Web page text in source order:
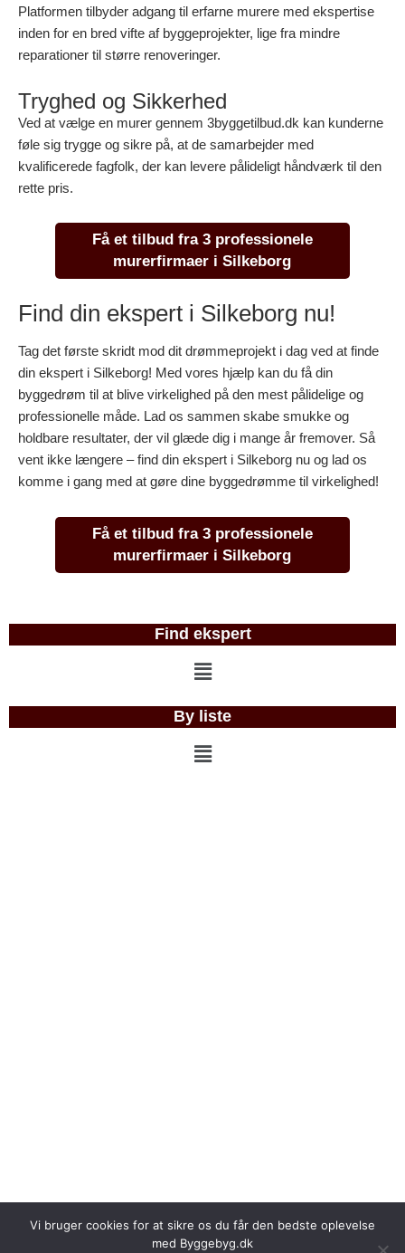
Platformen tilbyder adgang til erfarne murere med ekspertise
inden for en bred vifte af byggeprojekter, lige fra mindre
reparationer til større renoveringer.
Tryghed og Sikkerhed
Ved at vælge en murer gennem 3byggetilbud.dk kan kunderne
føle sig trygge og sikre på, at de samarbejder med
kvalificerede fagfolk, der kan levere pålideligt håndværk til den
rette pris.
Få et tilbud fra 3 professionele
murerfirmaer i Silkeborg
Find din ekspert i Silkeborg nu!
Tag det første skridt mod dit drømmeprojekt i dag ved at finde
din ekspert i Silkeborg! Med vores hjælp kan du få din
byggedrøm til at blive virkelighed på den mest pålidelige og
professionelle måde. Lad os sammen skabe smukke og
holdbare resultater, der vil glæde dig i mange år fremover. Så
vent ikke længere – find din ekspert i Silkeborg nu og lad os
komme i gang med at gøre dine byggedrømme til virkelighed!
Få et tilbud fra 3 professionele
murerfirmaer i Silkeborg
Find ekspert
Menu
By liste
Menu
Vi bruger cookies for at sikre os du får den bedste oplevelse
med Byggebyg.dk